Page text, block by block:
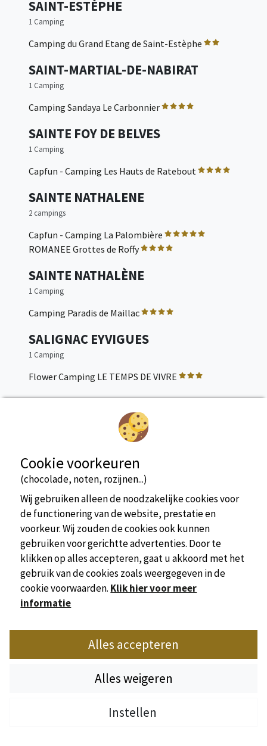
SAINT-ESTÈPHE
1 Camping
Camping du Grand Etang de Saint-Estèphe
SAINT-MARTIAL-DE-NABIRAT
1 Camping
Camping Sandaya Le Carbonnier
SAINTE FOY DE BELVES
1 Camping
Capfun - Camping Les Hauts de Ratebout
SAINTE NATHALENE
2 campings
Capfun - Camping La Palombière
ROMANEE Grottes de Roffy
SAINTE NATHALÈNE
1 Camping
Camping Paradis de Maillac
SALIGNAC EYVIGUES
1 Camping
Flower Camping LE TEMPS DE VIVRE
SARLAT
CHALETS D'ARGENTOULEAU
Domaine de Loisirs Le Montant
SARLAT LA CANEDA
4 campings
Camping les Acacias Sarlat
Camping LES TERRASSES DU PERIGORD
Huttopia Sarlat
Les Chalets du Périgord
SIORAC EN PÉRIGORD
1 Camping
ST. AUBIN-DE-NABIRAT
Cookie voorkeuren
(chocolade, noten, rozijnen...)
Wij gebruiken alleen de noodzakelijke cookies voor
de functionering van de website, prestatie en
voorkeur. Wij zouden de cookies ook kunnen
gebruiken voor gerichtte advertenties. Door te
klikken op alles accepteren, gaat u akkoord met het
gebruik van de cookies zoals weergegeven in de
cookie voorwaarden. Klik hier voor meer
informatie
Alles accepteren
Alles weigeren
Instellen